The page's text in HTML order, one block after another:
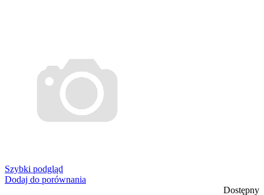
Szybki podgląd
Dodaj do porównania
Dostępny